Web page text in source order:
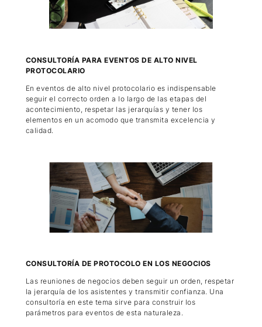
CONSULTORÍA PARA EVENTOS DE ALTO NIVEL
PROTOCOLARIO
En eventos de alto nivel protocolario es indispensable
seguir el correcto orden a lo largo de las etapas del
acontecimiento, respetar las jerarquías y tener los
elementos en un acomodo que transmita excelencia y
calidad.
CONSULTORÍA DE PROTOCOLO EN LOS NEGOCIOS
Las reuniones de negocios deben seguir un orden, respetar
la jerarquía de los asistentes y transmitir confianza. Una
consultoría en este tema sirve para construir los
parámetros para eventos de esta naturaleza.